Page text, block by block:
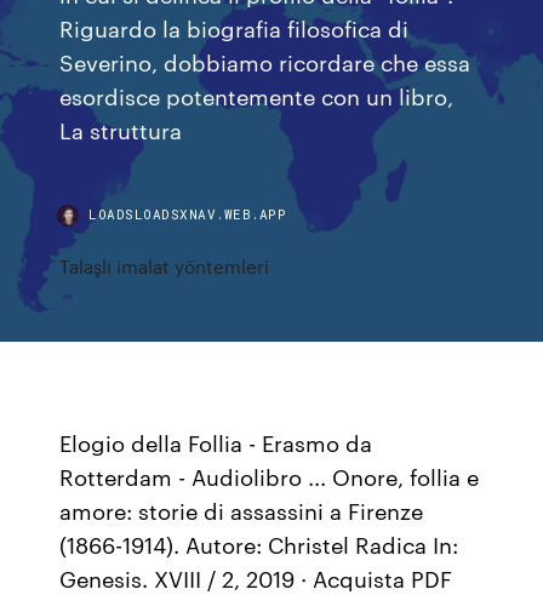
Riguardo la biografia filosofica di
Severino, dobbiamo ricordare che essa
esordisce potentemente con un libro,
La struttura
LOADSLOADSXNAV.WEB.APP
Talaşlı imalat yöntemleri
Elogio della Follia - Erasmo da
Rotterdam - Audiolibro ... Onore, follia e
amore: storie di assassini a Firenze
(1866-1914). Autore: Christel Radica In:
Genesis. XVIII / 2, 2019 · Acquista PDF